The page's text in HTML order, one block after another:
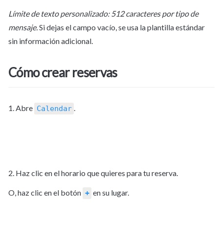
Límite de texto personalizado: 512 caracteres por tipo de
mensaje. Si dejas el campo vacío, se usa la plantilla estándar
sin información adicional.
Cómo crear reservas
1. Abre Calendar .
2. Haz clic en el horario que quieres para tu reserva.
O, haz clic en el botón + en su lugar.